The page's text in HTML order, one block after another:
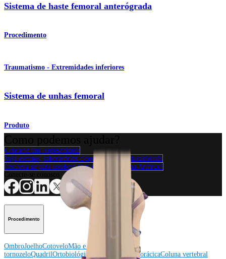
Sistema de haste femoral anterógrada
Procedimento
Traumatismo - Extremidades inferiores
Sistema de unhas femoral
Produto
Contacte um representante
Veja eventos, laboratórios e oportunidades educacionais
Inscreva-se para receber: O que há de novo na Arthrex?
Procedimento
OmbroJoelhoCotoveloMão e punho
tornozeloQuadrilOrtobiológicos Cirurgia cardiotorácicaColuna vertebral